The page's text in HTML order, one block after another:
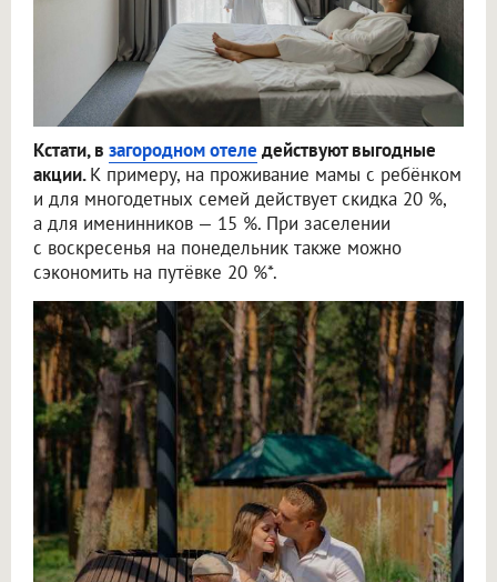
Кстати, в загородном отеле действуют выгодные
акции.К примеру, на проживание мамы с ребёнком
и для многодетных семей действует скидка 20 %,
а для именинников — 15 %. При заселении
с воскресенья на понедельник также можно
сэкономить на путёвке 20 %*.